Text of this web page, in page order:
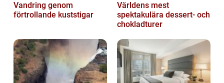
Vandring genom
förtrollande kuststigar
Världens mest
spektakulära dessert- och
chokladturer